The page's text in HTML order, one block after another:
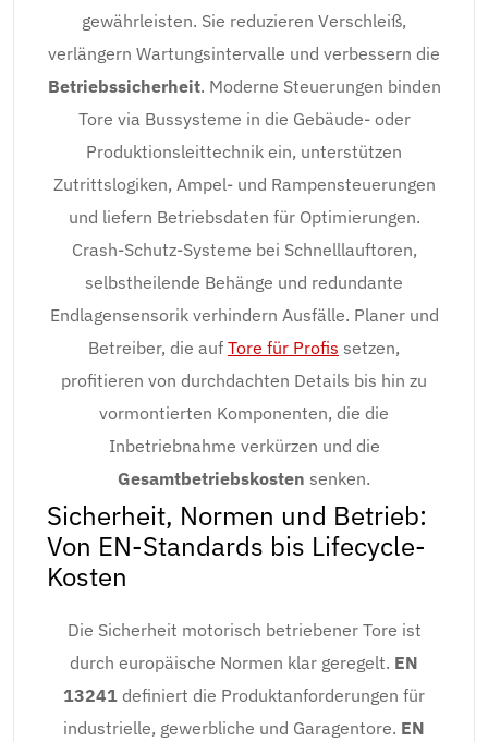
gewährleisten. Sie reduzieren Verschleiß,
verlängern Wartungsintervalle und verbessern die
Betriebssicherheit. Moderne Steuerungen binden
Tore via Bussysteme in die Gebäude- oder
Produktionsleittechnik ein, unterstützen
Zutrittslogiken, Ampel- und Rampensteuerungen
und liefern Betriebsdaten für Optimierungen.
Crash-Schutz-Systeme bei Schnelllauftoren,
selbstheilende Behänge und redundante
Endlagensensorik verhindern Ausfälle. Planer und
Betreiber, die auf Tore für Profis setzen,
profitieren von durchdachten Details bis hin zu
vormontierten Komponenten, die die
Inbetriebnahme verkürzen und die
Gesamtbetriebskosten senken.
Sicherheit, Normen und Betrieb:
Von EN-Standards bis Lifecycle-
Kosten
Die Sicherheit motorisch betriebener Tore ist
durch europäische Normen klar geregelt. EN
13241 definiert die Produktanforderungen für
industrielle, gewerbliche und Garagentore. EN